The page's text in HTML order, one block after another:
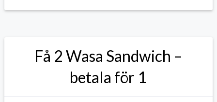
Få 2 Wasa Sandwich –
betala för 1